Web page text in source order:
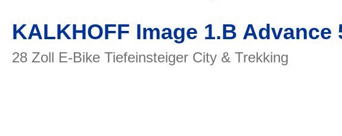
KALKHOFF Image 1.B Advance
28 Zoll E-Bike Tiefeinsteiger City & Trekking